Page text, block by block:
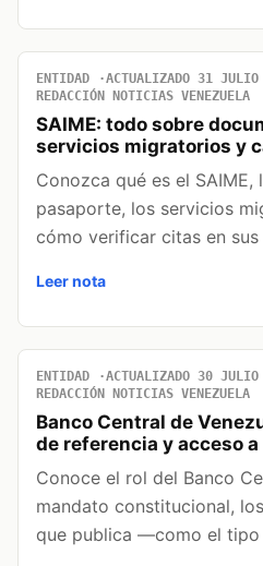
ENTIDAD ACTUALIZADO 31
REDACCIÓN NOTICIAS VENEZUELA
SAIME: todo sobre
servicios migratorios y
Conozca qué es el
pasaporte, los servicios
cómo verificar citas en
Leer nota
ENTIDAD ACTUALIZADO 30
REDACCIÓN NOTICIAS VENEZUELA
Banco Central de
de referencia y acceso
Conoce el rol del Banco
mandato constitucional,
que publica —como el